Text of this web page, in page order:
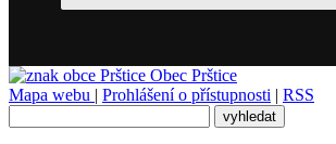
Obec Prštice
Mapa webu | Prohlášení o přístupnosti | RSS